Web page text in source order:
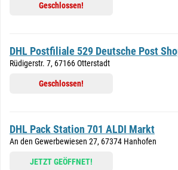
Geschlossen!
DHL Postfiliale 529 Deutsche Post
Rüdigerstr. 7, 67166 Otterstadt
Geschlossen!
DHL Pack Station 701 ALDI Markt
An den Gewerbewiesen 27, 67374 Hanhofen
JETZT GEÖFFNET!